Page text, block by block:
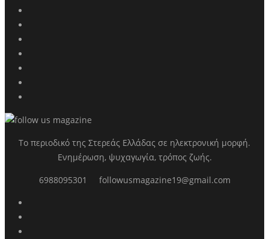
Το περιοδικό της Στερεάς Ελλάδας σε ηλεκτρονική μορφή.
Ενημέρωση, ψυχαγωγία, τρόπος ζωής.
6988095301 followusmagazine19@gmail.com